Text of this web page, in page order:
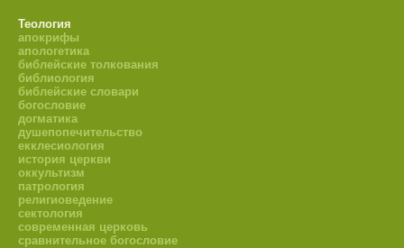
Теология
апокрифы
апологетика
библейские толкования
библиология
библейские словари
богословие
догматика
душепопечительство
екклесиология
история церкви
оккультизм
патрология
религиоведение
сектология
современная церковь
сравнительное богословие